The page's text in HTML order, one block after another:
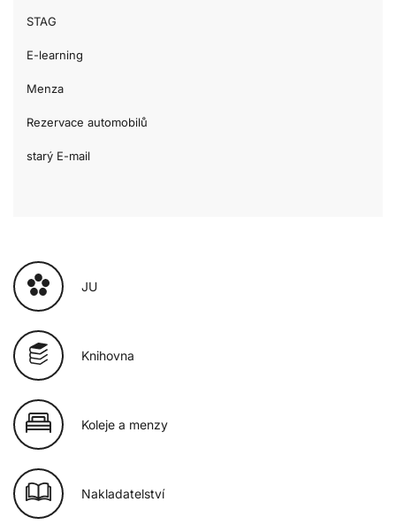
STAG
E-learning
Menza
Rezervace automobilů
starý E-mail
JU
Knihovna
Koleje a menzy
Nakladatelství